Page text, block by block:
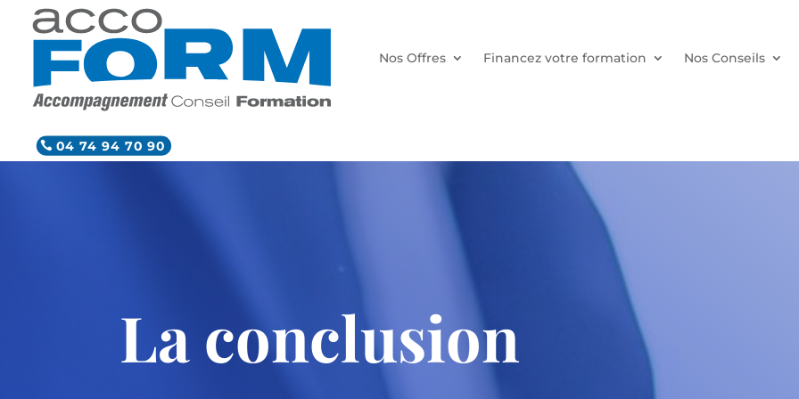
Nos Offres Financez votre formation Nos Conseils
04 74 94 70 90
La conclusion